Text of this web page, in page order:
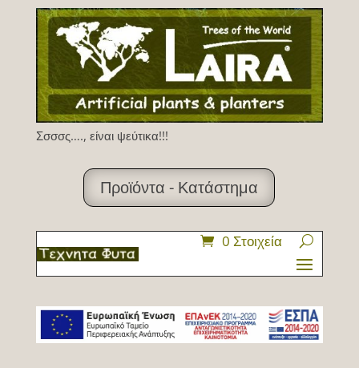
Σσσσς…., είναι ψεύτικα!!!
Προϊόντα - Κατάστημα
0 Στοιχεία